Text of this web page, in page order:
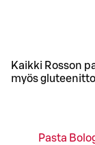
Kaikki Rosson
myös
Pasta